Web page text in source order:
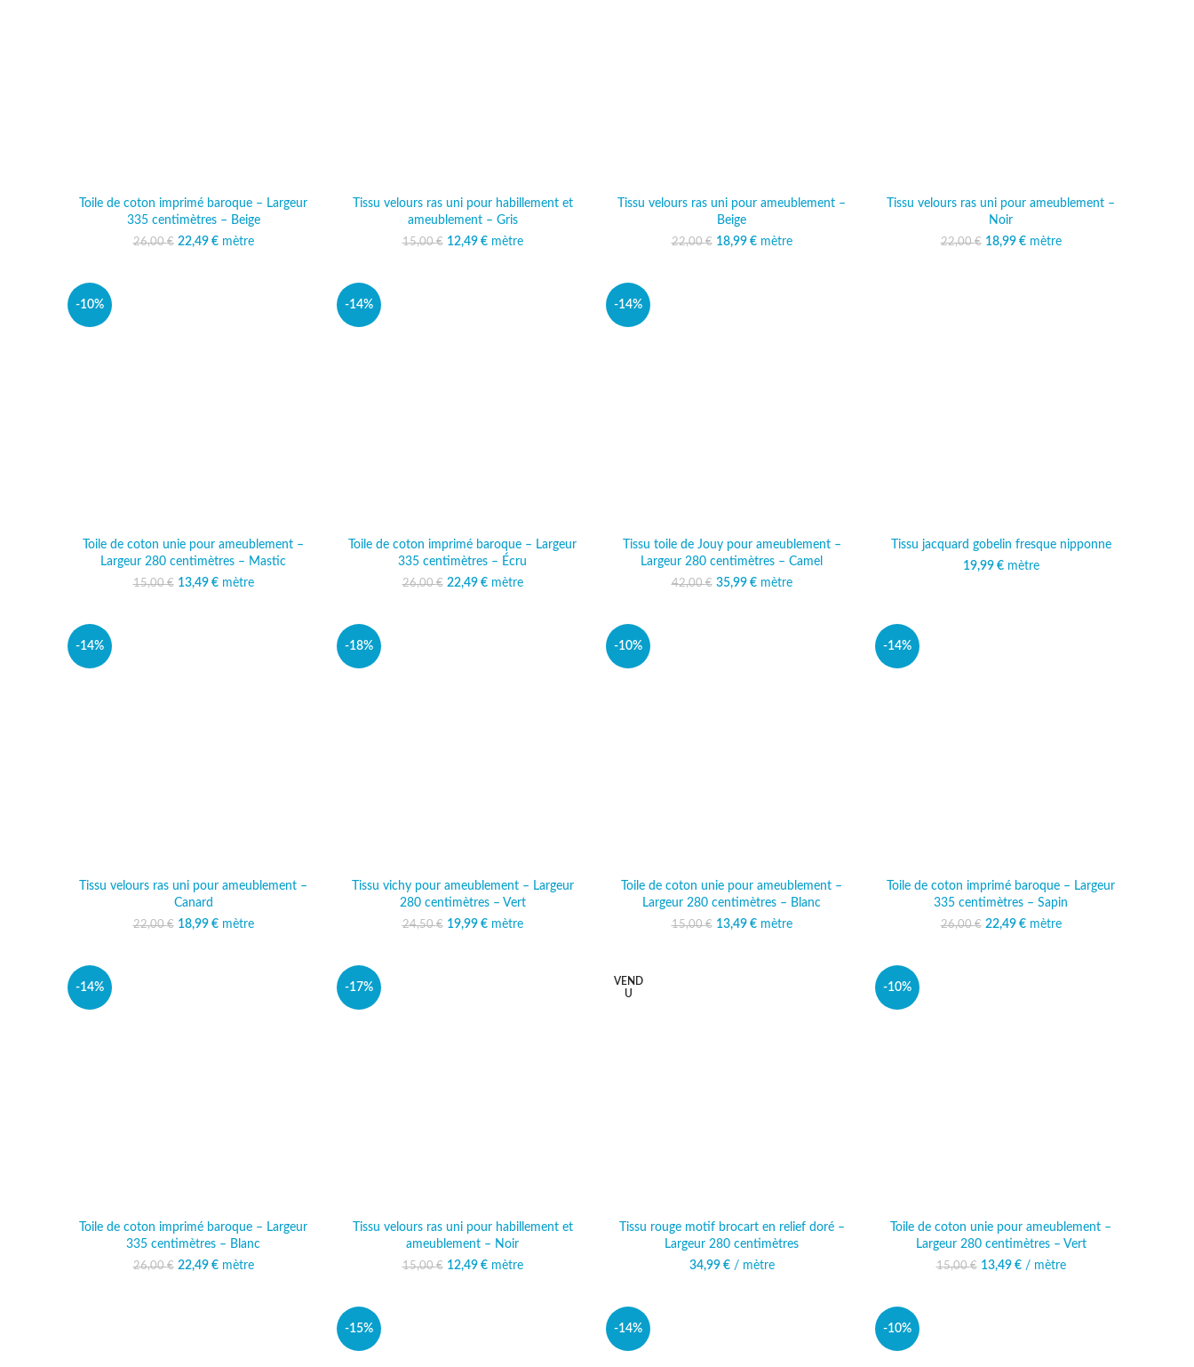
Toile de coton imprimé baroque – Largeur
335 centimètres – Beige
26,00€
Le prix initial était :
22,49 € Le prix actuel est :
mètre
Tissu velours ras uni pour habillement et
ameublement – Gris
15,00€
Le prix initial était :
12,49 € Le prix actuel est :
mètre
Tissu velours ras uni pour ameublement –
Beige
22,00€
Le prix initial était :
18,99 € Le prix actuel est :
mètre
Tissu velours ras uni pour ameublement –
Noir
22,00€
Le prix initial était :
18,99 € Le prix actuel est :
mètre
-10%
Toile de coton unie pour ameublement –
Largeur 280 centimètres – Mastic
15,00€
Le prix initial était :
13,49 € Le prix actuel est :
mètre
-14%
Toile de coton imprimé baroque – Largeur
335 centimètres – Écru
26,00€
Le prix initial était :
22,49 € Le prix actuel est :
mètre
-14%
Tissu toile de Jouy pour ameublement –
Largeur 280 centimètres – Camel
42,00€
Le prix initial était :
35,99 € Le prix actuel est :
mètre
Tissu jacquard gobelin fresque nipponne
19,99 €mètre
-14%
Tissu velours ras uni pour ameublement –
Canard
22,00€
Le prix initial était :
18,99 € Le prix actuel est :
mètre
-18%
Tissu vichy pour ameublement – Largeur
280 centimètres – Vert
24,50€
Le prix initial était :
19,99 € Le prix actuel est :
mètre
-10%
Toile de coton unie pour ameublement –
Largeur 280 centimètres – Blanc
15,00€
Le prix initial était :
13,49 € Le prix actuel est :
mètre
-14%
Toile de coton imprimé baroque – Largeur
335 centimètres – Sapin
26,00€
Le prix initial était :
22,49 € Le prix actuel est :
mètre
-14%
Toile de coton imprimé baroque – Largeur
335 centimètres – Blanc
26,00€
Le prix initial était :
22,49 € Le prix actuel est :
mètre
-17%
Tissu velours ras uni pour habillement et
ameublement – Noir
15,00€
Le prix initial était :
12,49 € Le prix actuel est :
mètre
VEND
U
Tissu rouge motif brocart en relief doré –
Largeur 280 centimètres
34,99 €/ mètre
-10%
Toile de coton unie pour ameublement –
Largeur 280 centimètres – Vert
15,00€
Le prix initial était :
13,49 € Le prix actuel est :
/ mètre
-15% -14% -10%